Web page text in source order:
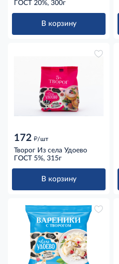
ГОСТ 20%, 300г
В корзину
172 д/шт
Творог Из села Удоево
ГОСТ 5%, 315г
В корзину